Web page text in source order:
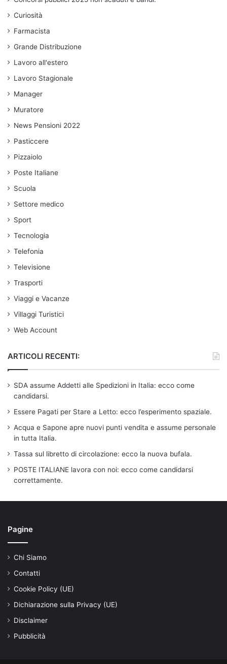
Curiosità
Farmacista
Grande Distribuzione
Lavoro all'estero
Lavoro Stagionale
Manager
Muratore
News Pensioni 2022
Pasticcere
Pizzaiolo
Poste Italiane
Scuola
Settore medico
Sport
Tecnologia
Telefonia
Televisione
Trasporti
Viaggi e Vacanze
Villaggi Turistici
Web Account
ARTICOLI RECENTI:
SDA assume Addetti alle Spedizioni in Italia: ecco come
candidarsi.
Essere Pagati per Stare a Letto: ecco l’esperimento spaziale.
Acqua e Sapone apre nuovi punti vendita e assume personale
in tutta Italia.
Tassa sul libretto di circolazione: ecco la nuova bufala.
POSTE ITALIANE lavora con noi: ecco come candidarsi
correttamente.
Pagine
Chi Siamo
Contatti
Cookie Policy (UE)
Dichiarazione sulla Privacy (UE)
Disclaimer
Pubblicità